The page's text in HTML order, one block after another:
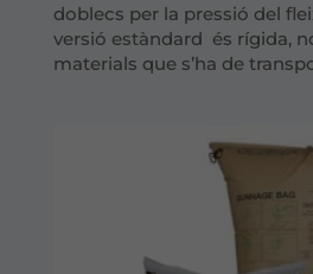
doblecs per la pressió del
versió estàndard és rígida,
materials que s’ha de